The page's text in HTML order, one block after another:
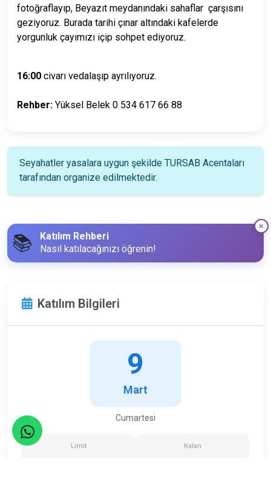
fotoğraflayıp, Beyazıt meydanındaki sahaflar çarşısını
geziyoruz. Burada tarihi çınar altındaki kafelerde
yorgunluk çayımızı içip sohpet ediyoruz.
16:00 civarı vedalaşıp ayrılıyoruz.
Rehber: Yüksel Belek 0 534 617 66 88
Seyahatler yasalara uygun şekilde TURSAB Acentaları
tarafından organize edilmektedir.
📚
Katılım Rehberi
Nasıl katılacağınızı öğrenin!
Katılım Bilgileri
9
Mart
Cumartesi
Limit Kalan